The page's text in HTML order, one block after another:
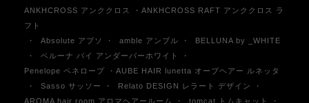
ANKHCROSS アンククロス ・ANKHCROSS RAFT アンククロス ラ
フト
・ Absolute アブソ ・ amble アンブル ・ BELLUNA by _WHITE
・ ベルーナ バイ アンダーバーホワイト
・
Penelope ペネロープ ・AUBE HAIR lunetta オーブヘアー ルネッタ
・ Sasso サッソー ・ Relato DESIGN レラート デザイン
・
AROMA hair room アロマヘアールーム
・ tomcat トムキャット
・